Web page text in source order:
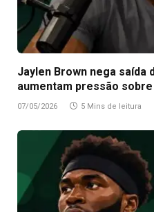
Jaylen Brown nega saída
aumentam pressão
07/05/2026 5 Mins de leitura